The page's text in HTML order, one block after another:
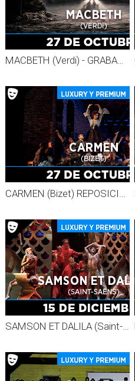
MACBETH (Verdi) - GRABADO MET 26-27
SAMSON ET DALILA (Saint-Saëns) - GRABADO MET 26-27